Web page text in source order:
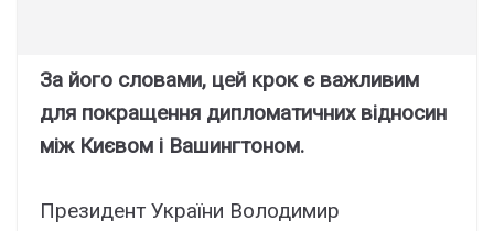
За його словами, цей крок є важливим
для покращення дипломатичних відносин
між Києвом і Вашингтоном.
Президент України Володимир